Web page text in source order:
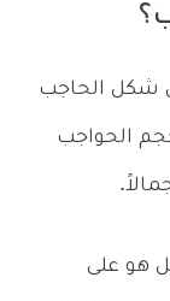
شكل الحاجب
الحواجب
هو على